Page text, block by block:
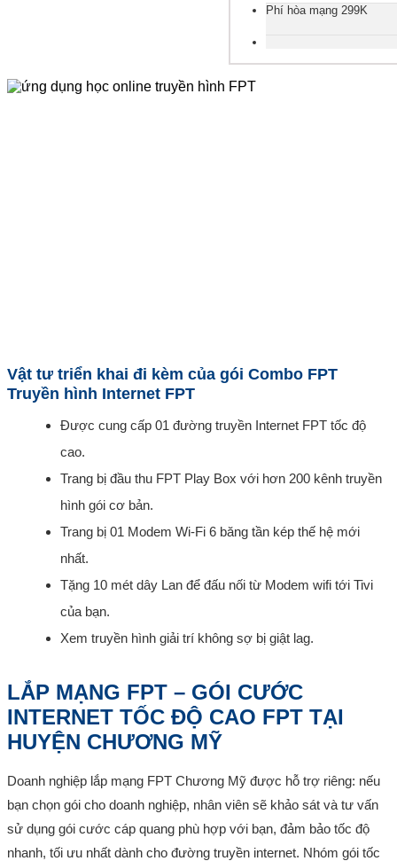
Phí hòa mạng 299K
Vật tư triển khai đi kèm của gói Combo FPT
Truyền hình Internet FPT
Được cung cấp 01 đường truyền Internet FPT tốc độ
cao.
Trang bị đầu thu FPT Play Box với hơn 200 kênh truyền
hình gói cơ bản.
Trang bị 01 Modem Wi-Fi 6 băng tần kép thế hệ mới
nhất.
Tặng 10 mét dây Lan để đấu nối từ Modem wifi tới Tivi
của bạn.
Xem truyền hình giải trí không sợ bị giật lag.
LẮP MẠNG FPT – GÓI CƯỚC
INTERNET TỐC ĐỘ CAO FPT TẠI
HUYỆN CHƯƠNG MỸ
Doanh nghiệp lắp mạng FPT Chương Mỹ được hỗ trợ riêng: nếu
bạn chọn gói cho doanh nghiệp, nhân viên sẽ khảo sát và tư vấn
sử dụng gói cước cáp quang phù hợp với bạn, đảm bảo tốc độ
nhanh, tối ưu nhất dành cho đường truyền internet. Nhóm gói tốc